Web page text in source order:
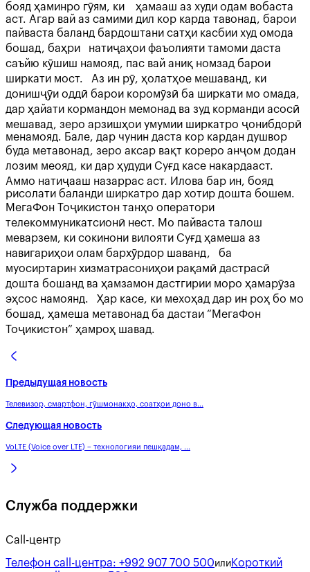
бояд ҳаминро гӯям, ки ҳамааш аз худи одам вобаста
аст. Агар вай аз самими дил кор карда тавонад, барои
пайваста баланд бардоштани сатҳи касбии худ омода
бошад, баҳри натиҷаҳои фаъолияти тамоми даста
саъйю кӯшиш намояд, пас вай аниқ номзад барои
ширкати мост. Аз ин рӯ, ҳолатҳое мешаванд, ки
донишҷӯи оддӣ барои коромӯзӣ ба ширкати мо омада,
дар ҳайати кормандон мемонад ва зуд корманди асосӣ
мешавад, зеро арзишҳои умумии ширкатро ҷонибдорӣ
менамояд. Бале, дар чунин даста кор кардан душвор
буда метавонад, зеро аксар вақт кореро анҷом додан
лозим меояд, ки дар ҳудуди Суғд касе накардааст.
Аммо натиҷааш назаррас аст. Илова бар ин, бояд
рисолати баланди ширкатро дар хотир дошта бошем.
МегаФон Тоҷикистон танҳо оператори
телекоммуникатсионӣ нест. Мо пайваста талош
меварзем, ки сокинони вилояти Суғд ҳамеша аз
навигариҳои олам бархӯрдор шаванд, ба
муосиртарин хизматрасониҳои рақамӣ дастрасӣ
дошта бошанд ва ҳамзамон дастгирии моро ҳамарӯза
эҳсос намоянд. Ҳар касе, ки мехоҳад дар ин роҳ бо мо
бошад, ҳамеша метавонад ба дастаи “МегаФон
Тоҷикистон” ҳамроҳ шавад.
Предыдущая новость
Телевизор, смартфон, гӯшмонакҳо, соатҳои доно в...
Следующая новость
VoLTE (Voice over LTE) – технологияи пешқадам, ...
Служба поддержки
Call-центр
Телефон call-центра: +992 907 700 500или Короткий